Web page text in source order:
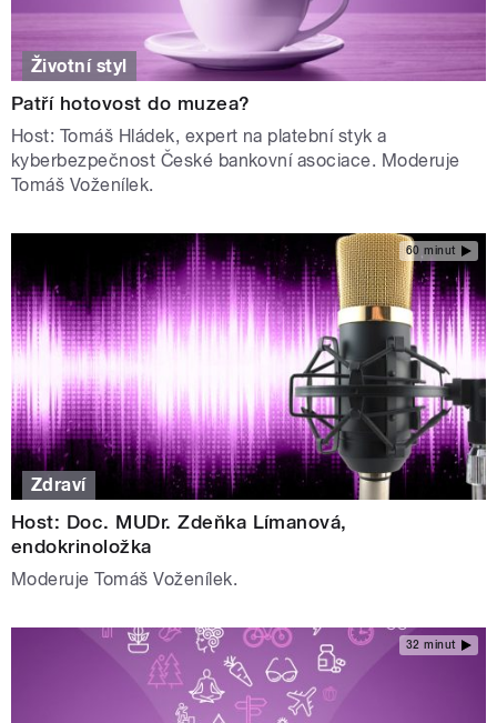
Životní styl
Patří hotovost do muzea?
Host: Tomáš Hládek, expert na platební styk a
kyberbezpečnost České bankovní asociace. Moderuje
Tomáš Voženílek.
60 minut
Zdraví
Host: Doc. MUDr. Zdeňka Límanová,
endokrinoložka
Moderuje Tomáš Voženílek.
32 minut